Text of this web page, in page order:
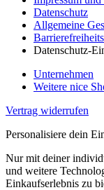
Datenschutz
Allgemeine
Datenschutz-
Unternehmen
Weitere nice
Vertrag widerrufen
Personalisiere dein
Nur mit deiner
und weitere
Einkaufserlebnis zu